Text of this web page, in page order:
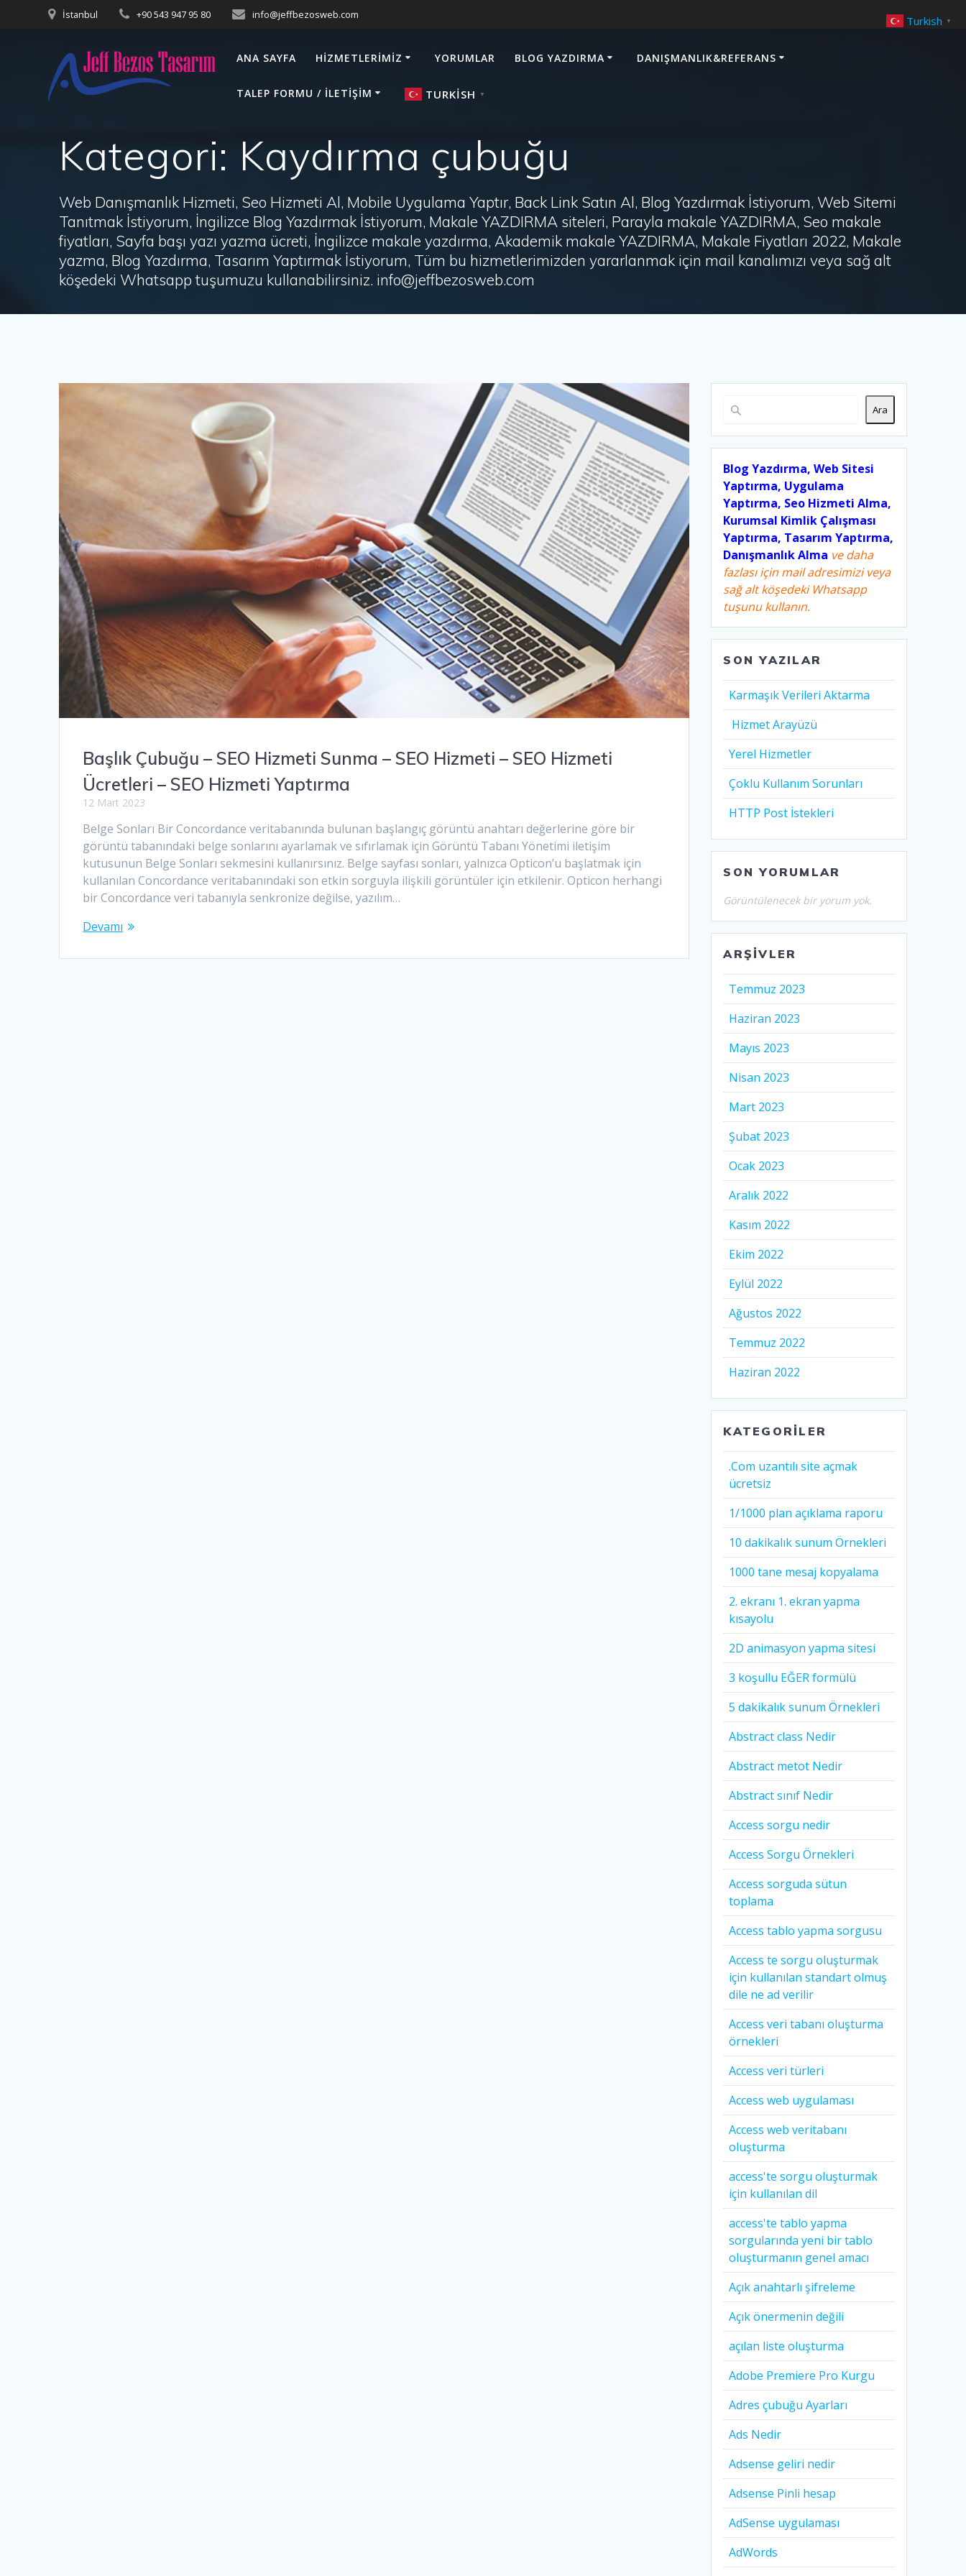
İstanbul +90 543 947 95 80 info@jeffbezosweb.com
ANA SAYFA HIZMETLERIMIZ YORUMLAR BLOG YAZDIRMA DANIŞMANLIK&REFERANS
TALEP FORMU / İLETIŞIM TURKISH ▼
Kategori: Kaydırma çubuğu
Web Danışmanlık Hizmeti, Seo Hizmeti Al, Mobile Uygulama Yaptır, Back Link Satın Al, Blog Yazdırmak İstiyorum, Web Sitemi
Tanıtmak İstiyorum, İngilizce Blog Yazdırmak İstiyorum, Makale YAZDIRMA siteleri, Parayla makale YAZDIRMA, Seo makale
fiyatları, Sayfa başı yazı yazma ücreti, İngilizce makale yazdırma, Akademik makale YAZDIRMA, Makale Fiyatları 2022, Makale
yazma, Blog Yazdırma, Tasarım Yaptırmak İstiyorum, Tüm bu hizmetlerimizden yararlanmak için mail kanalımızı veya sağ alt
köşedeki Whatsapp tuşumuzu kullanabilirsiniz. info@jeffbezosweb.com
Başlık Çubuğu – SEO Hizmeti Sunma – SEO Hizmeti – SEO Hizmeti
Ücretleri – SEO Hizmeti Yaptırma
12 Mart 2023
Belge Sonları Bir Concordance veritabanında bulunan başlangıç görüntü anahtarı değerlerine göre bir
görüntü tabanındaki belge sonlarını ayarlamak ve sıfırlamak için Görüntü Tabanı Yönetimi iletişim
kutusunun Belge Sonları sekmesini kullanırsınız. Belge sayfası sonları, yalnızca Opticon’u başlatmak için
kullanılan Concordance veritabanındaki son etkin sorguyla ilişkili görüntüler için etkilenir. Opticon herhangi
bir Concordance veri tabanıyla senkronize değilse, yazılım…
Devamı
Ara
Blog Yazdırma, Web Sitesi
Yaptırma, Uygulama
Yaptırma, Seo Hizmeti Alma,
Kurumsal Kimlik Çalışması
Yaptırma, Tasarım Yaptırma,
Danışmanlık Alma ve daha
fazlası için mail adresimizi veya
sağ alt köşedeki Whatsapp
tuşunu kullanın.
SON YAZILAR
Karmaşık Verileri Aktarma
Hizmet Arayüzü
Yerel Hizmetler
Çoklu Kullanım Sorunları
HTTP Post İstekleri
SON YORUMLAR
Görüntülenecek bir yorum yok.
ARŞIVLER
Temmuz 2023
Haziran 2023
Mayıs 2023
Nisan 2023
Mart 2023
Şubat 2023
Ocak 2023
Aralık 2022
Kasım 2022
Ekim 2022
Eylül 2022
Ağustos 2022
Temmuz 2022
Haziran 2022
KATEGORILER
.Com uzantılı site açmak
ücretsiz
1/1000 plan açıklama raporu
10 dakikalık sunum Örnekleri
1000 tane mesaj kopyalama
2. ekranı 1. ekran yapma
kısayolu
2D animasyon yapma sitesi
3 koşullu EĞER formülü
5 dakikalık sunum Örnekleri
Abstract class Nedir
Abstract metot Nedir
Abstract sınıf Nedir
Access sorgu nedir
Access Sorgu Örnekleri
Access sorguda sütun
toplama
Access tablo yapma sorgusu
Access te sorgu oluşturmak
için kullanılan standart olmuş
dile ne ad verilir
Access veri tabanı oluşturma
örnekleri
Access veri türleri
Access web uygulaması
Access web veritabanı
oluşturma
access'te sorgu oluşturmak
için kullanılan dil
access'te tablo yapma
sorgularında yeni bir tablo
oluşturmanın genel amacı
Açık anahtarlı şifreleme
Açık önermenin değili
açılan liste oluşturma
Adobe Premiere Pro Kurgu
Adres çubuğu Ayarları
Ads Nedir
Adsense geliri nedir
Adsense Pinli hesap
AdSense uygulaması
AdWords
Turkish ▼